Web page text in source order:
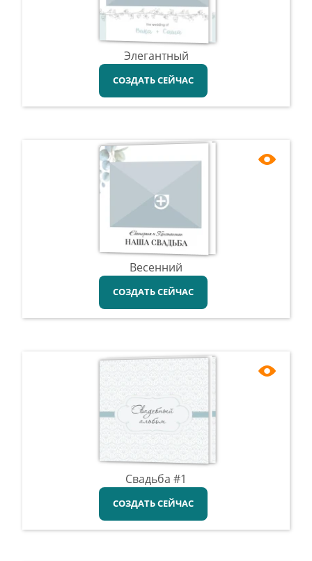
Элегантный
СОЗДАТЬ СЕЙЧАС
Весенний
СОЗДАТЬ СЕЙЧАС
Свадьба #1
СОЗДАТЬ СЕЙЧАС